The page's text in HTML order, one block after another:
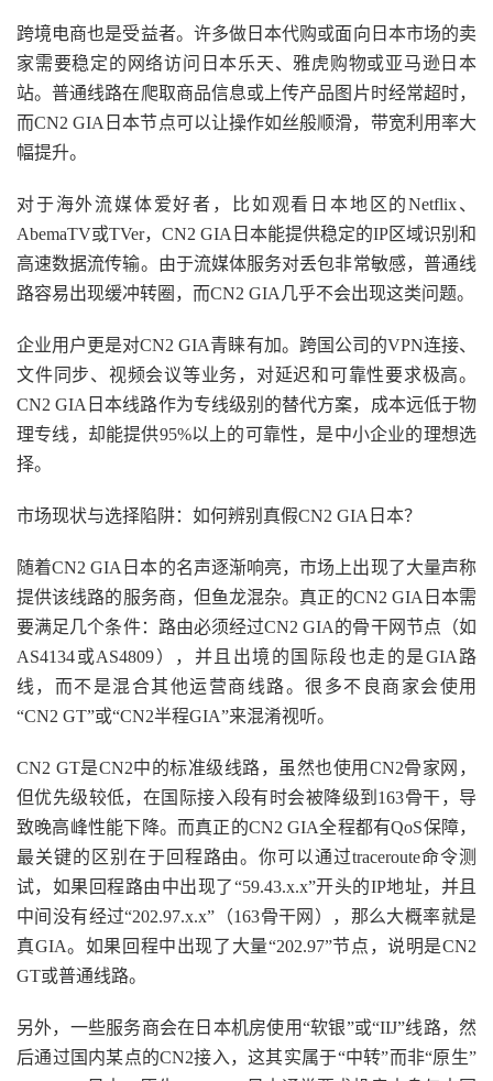
跨境电商也是受益者。许多做日本代购或面向日本市场的卖
家需要稳定的网络访问日本乐天、雅虎购物或亚马逊日本
站。普通线路在爬取商品信息或上传产品图片时经常超时，
而CN2 GIA日本节点可以让操作如丝般顺滑，带宽利用率大
幅提升。
对于海外流媒体爱好者，比如观看日本地区的Netflix、
AbemaTV或TVer，CN2 GIA日本能提供稳定的IP区域识别和
高速数据流传输。由于流媒体服务对丢包非常敏感，普通线
路容易出现缓冲转圈，而CN2 GIA几乎不会出现这类问题。
企业用户更是对CN2 GIA青睐有加。跨国公司的VPN连接、
文件同步、视频会议等业务，对延迟和可靠性要求极高。
CN2 GIA日本线路作为专线级别的替代方案，成本远低于物
理专线，却能提供95%以上的可靠性，是中小企业的理想选
择。
市场现状与选择陷阱：如何辨别真假CN2 GIA日本？
随着CN2 GIA日本的名声逐渐响亮，市场上出现了大量声称
提供该线路的服务商，但鱼龙混杂。真正的CN2 GIA日本需
要满足几个条件：路由必须经过CN2 GIA的骨干网节点（如
AS4134或AS4809），并且出境的国际段也走的是GIA路
线，而不是混合其他运营商线路。很多不良商家会使用
“CN2 GT”或“CN2半程GIA”来混淆视听。
CN2 GT是CN2中的标准级线路，虽然也使用CN2骨家网，
但优先级较低，在国际接入段有时会被降级到163骨干，导
致晚高峰性能下降。而真正的CN2 GIA全程都有QoS保障，
最关键的区别在于回程路由。你可以通过traceroute命令测
试，如果回程路由中出现了“59.43.x.x”开头的IP地址，并且
中间没有经过“202.97.x.x”（163骨干网），那么大概率就是
真GIA。如果回程中出现了大量“202.97”节点，说明是CN2
GT或普通线路。
另外，一些服务商会在日本机房使用“软银”或“IIJ”线路，然
后通过国内某点的CN2接入，这其实属于“中转”而非“原生”